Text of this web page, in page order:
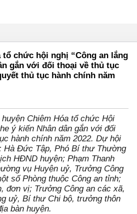
tổ chức hội nghị “Công an lắng
gắn với đối thoại về thủ tục
thủ tục hành chính năm
Chiêm Hóa tổ chức Hội
ý kiến Nhân dân gắn với đối
hành chính năm 2022. Dự hội
Hà Đức Tập, Phó Bí thư Thường
HĐND huyện; Phạm Thanh
vụ Huyện uỷ, Trưởng Công
số Phòng thuộc Công an tỉnh;
đơn vị; Trưởng Công an các xã,
uỷ, Bí thư Chi bộ, trưởng thôn
bàn huyện.